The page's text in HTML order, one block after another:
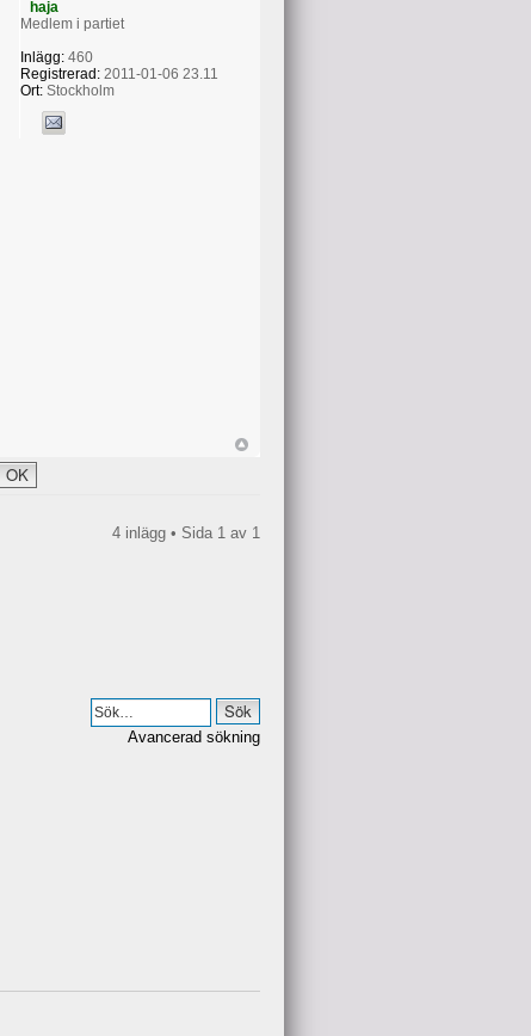
haja
Medlem i partiet
Inlägg:460
Registrerad:2011-01-06 23.11
Ort:Stockholm
4 inlägg • Sida 1 av 1
Avancerad sökning